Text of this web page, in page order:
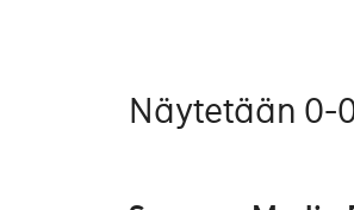
Näytetään 0-